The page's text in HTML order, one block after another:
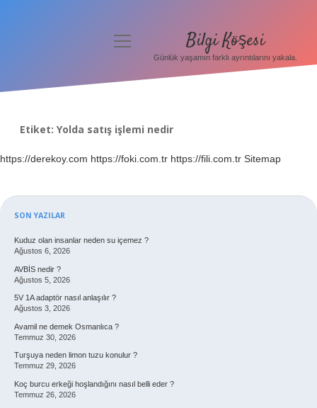
Yasal Uyarı
Hakkımızda
menüyü
aç
Bilgi Köşesi
Günlük yaşamın farklı ayrıntılarını yakala.
Etiket: Yolda satış işlemi nedir
https://derekoy.com https://foki.com.tr https://fili.com.tr Sitemap
Sidebar
SON YAZILAR
Kuduz olan insanlar neden su içemez ?
Ağustos 6, 2026
AVBİS nedir ?
Ağustos 5, 2026
5V 1A adaptör nasıl anlaşılır ?
Ağustos 3, 2026
Avamil ne demek Osmanlıca ?
Temmuz 30, 2026
Turşuya neden limon tuzu konulur ?
Temmuz 29, 2026
Koç burcu erkeği hoşlandığını nasıl belli eder ?
Temmuz 26, 2026